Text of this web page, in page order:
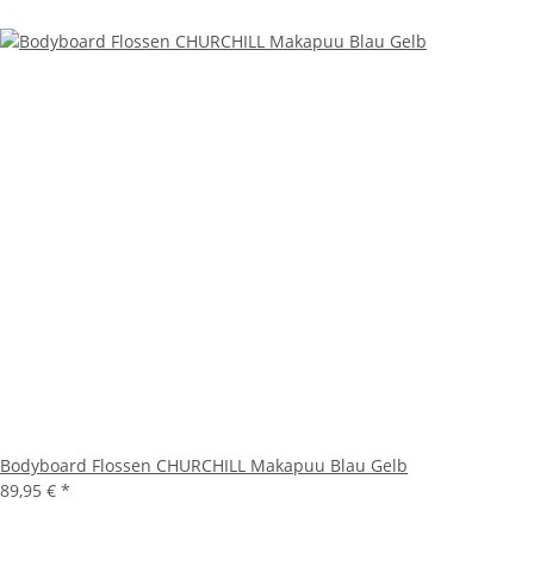
Bodyboard Flossen CHURCHILL Makapuu Blau Gelb
89,95 € *